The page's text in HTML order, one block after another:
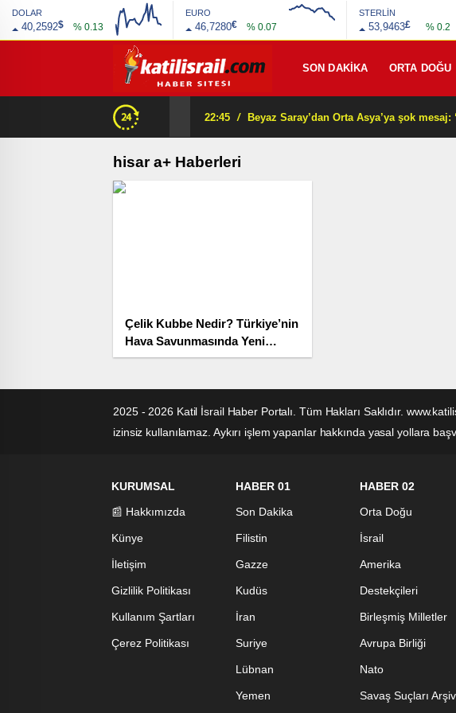
DOLAR
40,2592$ % 0.13
EURO
46,7280€ % 0.07
STERLİN
53,9463£ % 0.2
SON DAKİKA ORTA DOĞU
22:45 /
hisar a+ Haberleri
Çelik Kubbe Nedir? Türkiye’nin
Hava Savunmasında Yeni
Dönem
2025 - 2026 Katil İsrail Haber Portalı. Tüm Hakları Saklıdır.
izinsiz kullanılamaz. Aykırı işlem yapanlar hakkında yasal yollara
KURUMSAL
📰 Hakkımızda
Künye
İletişim
Gizlilik Politikası
Kullanım Şartları
Çerez Politikası
HABER 01
Son Dakika
Filistin
Gazze
Kudüs
İran
Suriye
Lübnan
Yemen
HABER 02
Orta Doğu
İsrail
Amerika
Destekçileri
Birleşmiş Milletler
Avrupa Birliği
Nato
Savaş Suçları